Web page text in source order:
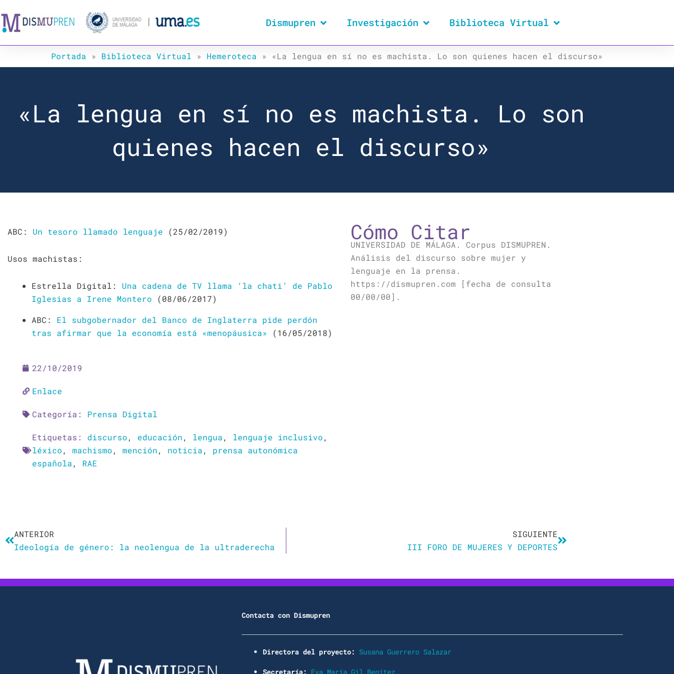
al
contenido
Dismupren Investigación Biblioteca Virtual
Portada » Biblioteca Virtual » Hemeroteca » «La lengua en sí no es machista. Lo son quienes hacen el discurso»
«La lengua en sí no es machista. Lo son
quienes hacen el discurso»
ABC: Un tesoro llamado lenguaje (25/02/2019)
Usos machistas:
Estrella Digital: Una cadena de TV llama ‘la chati’ de Pablo
Iglesias a Irene Montero (08/06/2017)
ABC: El subgobernador del Banco de Inglaterra pide perdón
tras afirmar que la economía está «menopáusica» (16/05/2018)
22/10/2019
Enlace
Categoría: Prensa Digital
Etiquetas: discurso, educación, lengua, lenguaje inclusivo,
léxico, machismo, mención, noticia, prensa autonómica
española, RAE
Cómo Citar
UNIVERSIDAD DE MÁLAGA. Corpus DISMUPREN.
Análisis del discurso sobre mujer y
lenguaje en la prensa.
https://dismupren.com [fecha de consulta
00/00/00].
ANTERIOR
Ideología de género: la neolengua de la ultraderecha
SIGUIENTE
III FORO DE MUJERES Y DEPORTES
Contacta con Dismupren
Directora del proyecto: Susana Guerrero Salazar
Secretaría: Eva María Gil Benítez